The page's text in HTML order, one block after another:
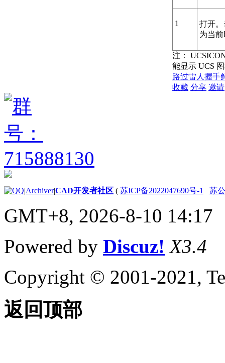
1
打开
为当
注：
能显示 UCS
路过雷人 握手
收藏 分享 邀请
|Archiver|CAD开发者社区 ( 苏ICP备2022047690号-1 苏
GMT+8, 2026-8-10 14:17
Powered by Discuz! X3.4
Copyright © 2001-2021,
返回顶部